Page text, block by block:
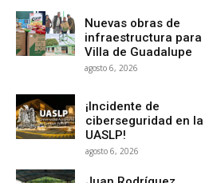
Nuevas obras de
infraestructura para
Villa de Guadalupe
agosto 6, 2026
¡Incidente de
ciberseguridad en la
UASLP!
agosto 6, 2026